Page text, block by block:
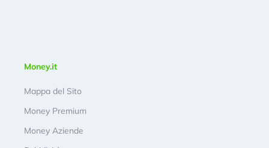
Money.it
Mappa del Sito
Money Premium
Money Aziende